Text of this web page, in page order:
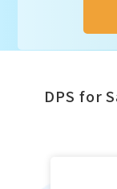
DPS for